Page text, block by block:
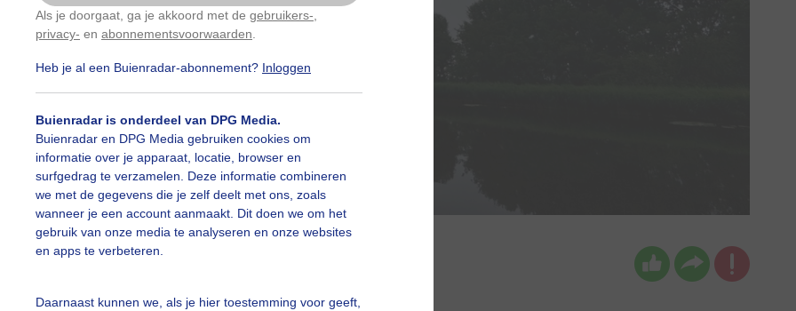
Als je doorgaat, ga je akkoord met de gebruikers-
privacy- en abonnementsvoorwaarden
Heb je al een Buienradar-abonnement? Inloggen
Buienradar is onderdeel van DPG Media.
Buienradar en DPG Media gebruiken cookies om
informatie over je apparaat, locatie, browser en
surfgedrag te verzamelen. Deze informatie combineren
we met de gegevens die je zelf deelt met ons, zoals
wanneer je een account aanmaakt. Dit doen we om het
gebruik van onze media te analyseren en onze websites
en apps te verbeteren.
Daarnaast kunnen we, als je hier toestemming voor geeft,
vroeg
Gebruik je Safari en wil je niet elke dag deze pop-up
Klikhierom dit aan te passen